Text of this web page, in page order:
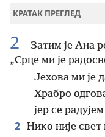
КРАТАК ПРЕГЛЕД
2
Затим је Ана
„Срце ми је
Јехова ми је
Храбро
јер се
2 Нико није свет